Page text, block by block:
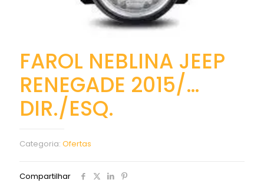
FAROL NEBLINA JEEP
RENEGADE 2015/…
DIR./ESQ.
Categoria: Ofertas
Compartilhar